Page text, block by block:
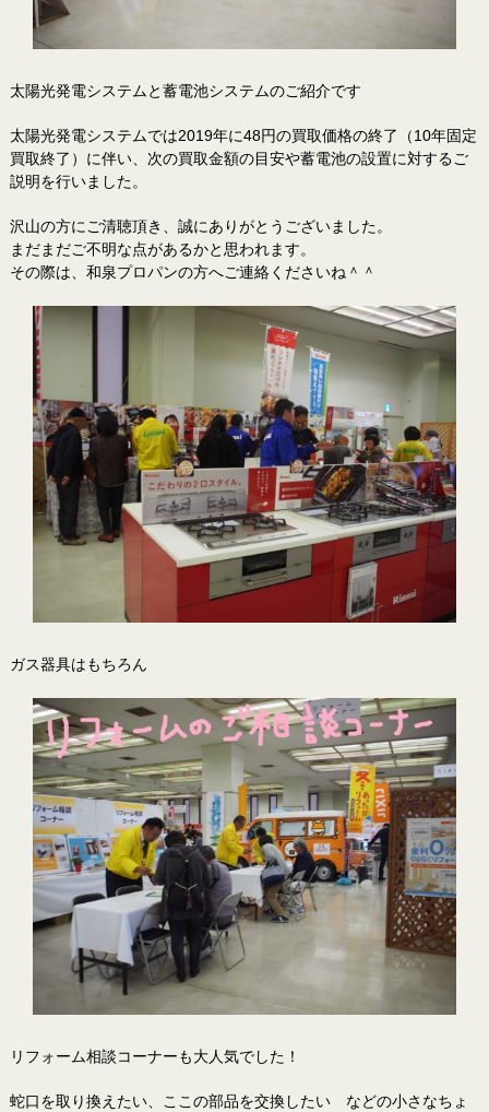
太陽光発電システムと蓄電池システムのご紹介です
太陽光発電システムでは2019年に48円の買取価格の終了（10年固定
買取終了）に伴い、次の買取金額の目安や蓄電池の設置に対するご
説明を行いました。
沢山の方にご清聴頂き、誠にありがとうございました。
まだまだご不明な点があるかと思われます。
その際は、和泉プロパンの方へご連絡くださいね＾＾
ガス器具はもちろん
リフォーム相談コーナーも大人気でした！
蛇口を取り換えたい、ここの部品を交換したい などの小さなちょ